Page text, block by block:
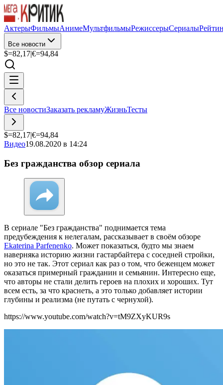
АктерыФильмыАнимеМультфильмыРежиссерыСериалы
Все новости
$=82,17|€=94,84
Все новостиЗаказать рекламуЖизньТесты
$=82,17|€=94,84
Видео19.08.2020 в 14:24
Без гражданства обзор сериала
В сериале "Без гражданства" поднимается тема
предубеждения к нелегалам, рассказывает в своём обзоре
Ekaterina Parfenenko. Может показаться, будто мы знаем
наверняка историю жизни гастарбайтера с соседней стройки,
но это не так. Этот сериал как раз о том, что беженцем может
оказаться примерный гражданин и семьянин. Интересно еще,
что авторы не стали делить героев на плохих и хороших. Тут
всем есть, за что краснеть, а это только добавляет истории
глубины и реализма (не путать с чернухой).
https://www.youtube.com/watch?v=tM9ZXyKUR9s